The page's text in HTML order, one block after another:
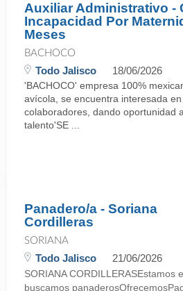
Auxiliar Administrativo -
Incapacidad Por
Meses
BACHOCO
Todo Jalisco 18/06/2026
'BACHOCO' empresa 100%
avícola, se encuentra interesada
colaboradores, dando oportunidad
talento'SE ...
Panadero/a - Soriana
Cordilleras
SORIANA
Todo Jalisco 21/06/2026
SORIANA CORDILLERASEstamos
buscamos